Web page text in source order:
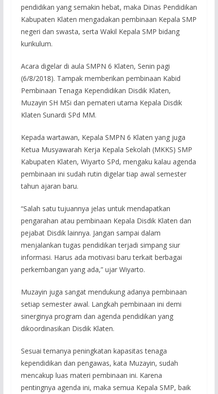
pendidikan yang semakin hebat, maka Dinas Pendidikan
Kabupaten Klaten mengadakan pembinaan Kepala SMP
negeri dan swasta, serta Wakil Kepala SMP bidang
kurikulum.
Acara digelar di aula SMPN 6 Klaten, Senin pagi
(6/8/2018). Tampak memberikan pembinaan Kabid
Pembinaan Tenaga Kependidikan Disdik Klaten,
Muzayin SH MSi dan pemateri utama Kepala Disdik
Klaten Sunardi SPd MM.
Kepada wartawan, Kepala SMPN 6 Klaten yang juga
Ketua Musyawarah Kerja Kepala Sekolah (MKKS) SMP
Kabupaten Klaten, Wiyarto SPd, mengaku kalau agenda
pembinaan ini sudah rutin digelar tiap awal semester
tahun ajaran baru.
“Salah satu tujuannya jelas untuk mendapatkan
pengarahan atau pembinaan Kepala Disdik Klaten dan
pejabat Disdik lainnya. Jangan sampai dalam
menjalankan tugas pendidikan terjadi simpang siur
informasi. Harus ada motivasi baru terkait berbagai
perkembangan yang ada,” ujar Wiyarto.
Muzayin juga sangat mendukung adanya pembinaan
setiap semester awal. Langkah pembinaan ini demi
sinerginya program dan agenda pendidikan yang
dikoordinasikan Disdik Klaten.
Sesuai temanya peningkatan kapasitas tenaga
kependidikan dan pengawas, kata Muzayin, sudah
mencakup luas materi pembinaan ini. Karena
pentingnya agenda ini, maka semua Kepala SMP, baik